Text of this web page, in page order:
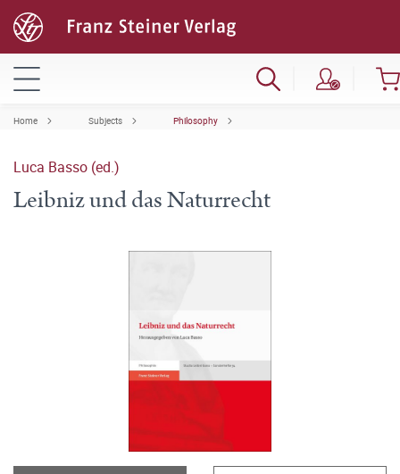
Home Subjects Philosophy
Luca Basso (ed.)
Leibniz und das Naturrecht